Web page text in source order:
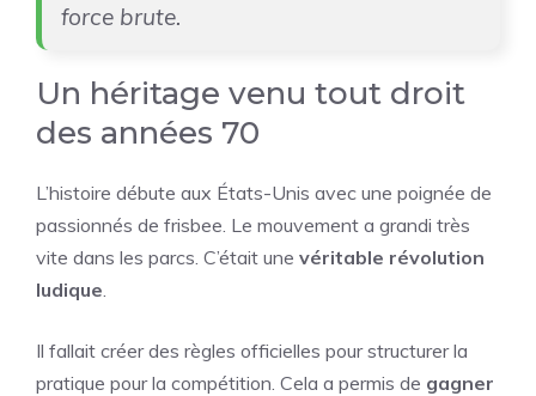
force brute.
Un héritage venu tout droit
des années 70
L’histoire débute aux États-Unis avec une poignée de
passionnés de frisbee. Le mouvement a grandi très
vite dans les parcs. C’était une véritable révolution
ludique
Il fallait créer des règles officielles pour structurer la
pratique pour la compétition. Cela a permis de gagner